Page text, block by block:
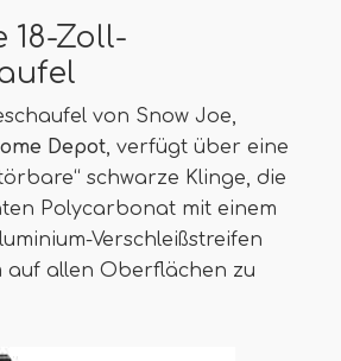
18-Zoll-
von Snow Joe,
Depot, verfügt über eine
schwarze Klinge, die
Polycarbonat mit einem
Verschleißstreifen
auf allen Oberflächen zu